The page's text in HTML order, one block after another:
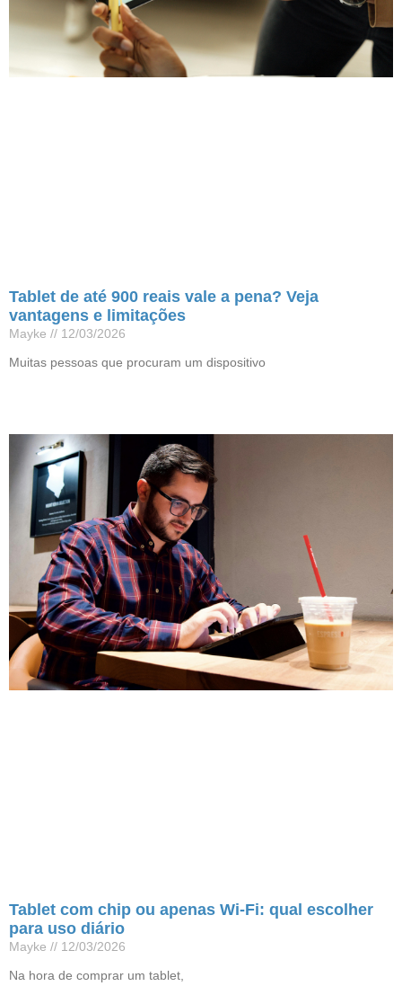
Tablet de até 900 reais vale a pena? Veja
vantagens e limitações
Mayke
12/03/2026
Muitas pessoas que procuram um dispositivo
Tablet com chip ou apenas Wi-Fi: qual escolher
para uso diário
Mayke
12/03/2026
Na hora de comprar um tablet,